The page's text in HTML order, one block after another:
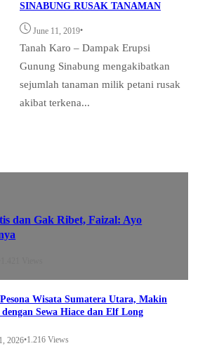
SINABUNG RUSAK TANAMAN
June 11, 2019•
Tanah Karo – Dampak Erupsi
Gunung Sinabung mengakibatkan
sejumlah tanaman milik petani rusak
akibat terkena...
dan Gak Ribet, Faizal: Ayo
Wisata Sumatera Utara, Makin
Sewa Hiace dan Elf Long
2026•1.216 Views